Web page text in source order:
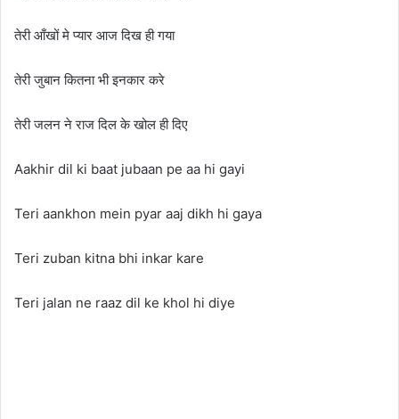
तेरी आँखों मे प्यार आज दिख ही गया
तेरी जुबान कितना भी इनकार करे
तेरी जलन ने राज दिल के खोल ही दिए
Aakhir dil ki baat jubaan pe aa hi gayi
Teri aankhon mein pyar aaj dikh hi gaya
Teri zuban kitna bhi inkar kare
Teri jalan ne raaz dil ke khol hi diye